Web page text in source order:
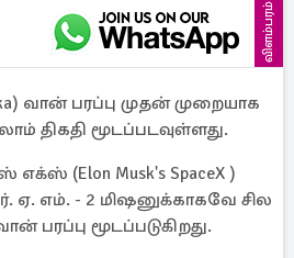
விளம்பரம்
வான் பரப்பு முதன் முறையாக
திகதி மூடப்படவுள்ளது.
(Elon Musk's SpaceX )
ஏ. எம். - 2 மிஷனுக்காகவே சில
பரப்பு மூடப்படுகிறது.